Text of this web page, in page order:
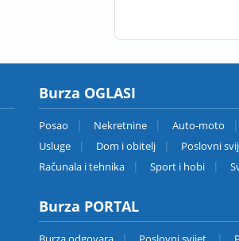
Burza OGLASI
Posao Nekretnine Auto-moto
Usluge
Dom i obitelj Poslovni
Računala i tehnika
Sport i hobi
Burza PORTAL